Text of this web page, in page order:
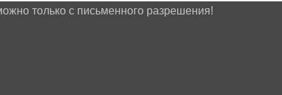
только с письменного разрешения!